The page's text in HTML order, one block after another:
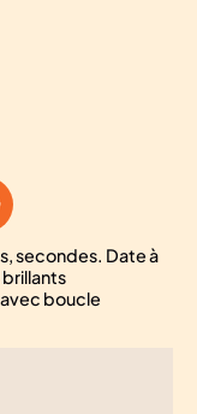
secondes. Date à
brillants
boucle